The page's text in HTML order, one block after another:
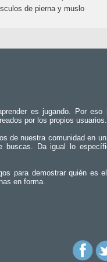
de pierna y muslo
es jugando. Por eso
por los propios usuarios.
de nuestra comunidad en
buscas. Da igual lo
para demostrar quién es
en forma.